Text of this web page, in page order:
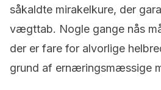
såkaldte mirakelkure, der
vægttab. Nogle gange nås
der er fare for alvorlige
grund af ernæringsmæssige